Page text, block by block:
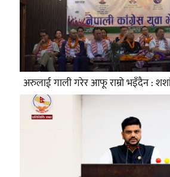
अरुलाई गाली गरेर आफू राम्रो भइँदैन :